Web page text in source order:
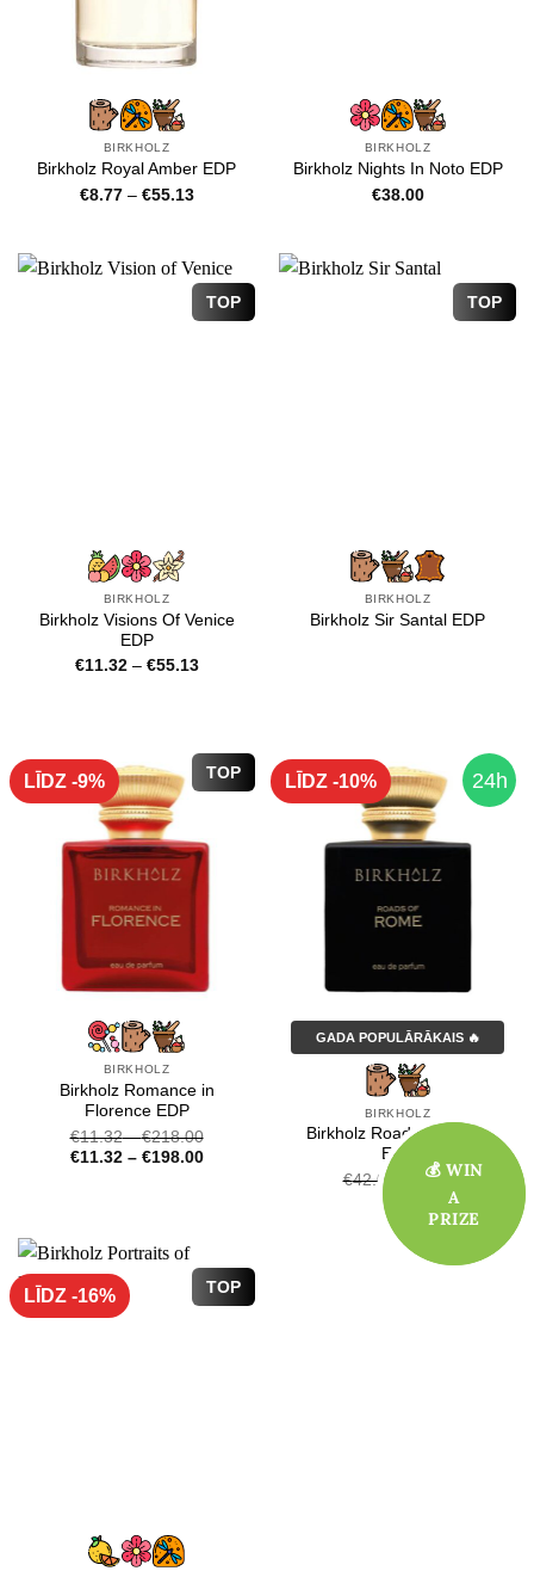
BIRKHOLZ
Birkholz Royal Amber EDP
€8.77 – €55.13Price
€55.13
BIRKHOLZ
Birkholz Nights In Noto EDP
€38.00
TOP
BIRKHOLZ
Birkholz Visions Of Venice
EDP
€11.32 – €55.13Price
TOP
BIRKHOLZ
Birkholz Sir Santal EDP
TOP
LĪDZ -9%
BIRKHOLZ
Birkholz Romance in
Florence EDP
€11.32–€218.00
€11.32– €198.00
24h
LĪDZ -10%
GADA POPULĀRĀKAIS 🔥
BIRKHOLZ
Birkholz Roads of Rome
EDP
€42.00
Original
was:
€42.00.
38.00Current
price
is:
€38.00.
TOP
LĪDZ -16%
💰 WIN
A
PRIZE
💰 WIN
A
PRIZE